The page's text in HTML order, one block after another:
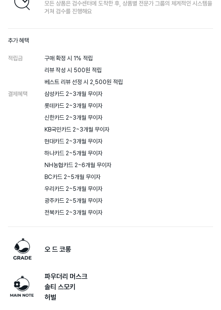
모든 상품은 검수센터에 도착한 후, 상품별 전문가 그룹의 체계적인 시스템을
거쳐 검수를 진행해요
추가 혜택
적립금
구매 확정 시 1% 적립
리뷰 작성 시 500원 적립
베스트 리뷰 선정 시 2,500원 적립
결제혜택
삼성카드 2~3개월 무이자
롯데카드 2~3개월 무이자
신한카드 2~3개월 무이자
KB국민카드 2~3개월 무이자
현대카드 2~3개월 무이자
하나카드 2~5개월 무이자
NH농협카드 2~6개월 무이자
BC카드 2~5개월 무이자
우리카드 2~5개월 무이자
광주카드 2~5개월 무이자
전북카드 2~3개월 무이자
오 드 코롱
파우더리 머스크
솔티 스모키
허벌